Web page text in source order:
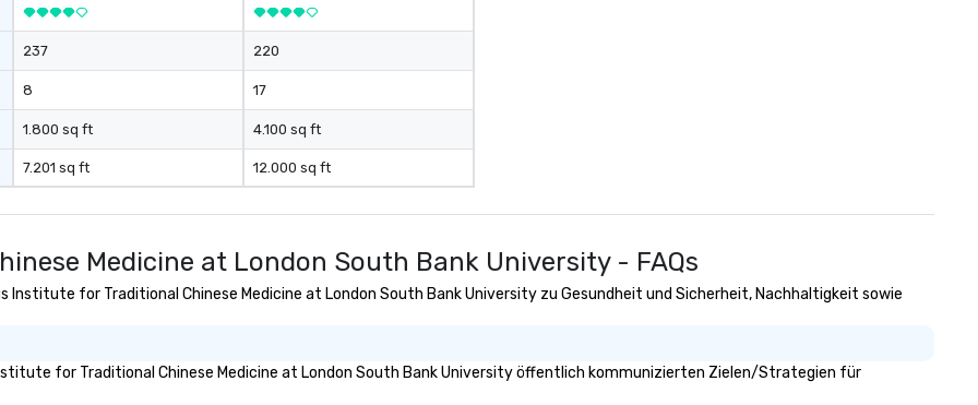
237
8
1.800 sq ft
7.201 sq ft
220
17
4.100 sq ft
12.000 sq ft
Medicine at London South Bank University - FAQs
Institute for Traditional Chinese Medicine at London South Bank University zu Gesundheit und Sicherheit, Nachhaltigkeit sowie
for Traditional Chinese Medicine at London South Bank University öffentlich kommunizierten Zielen/Strategien für